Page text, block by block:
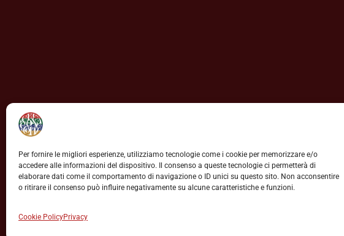
Per fornire le migliori esperienze, utilizziamo tecnologie come i cookie per memorizzare e/o
accedere alle informazioni del dispositivo. Il consenso a queste tecnologie ci permetterà di
elaborare dati come il comportamento di navigazione o ID unici su questo sito. Non acconsentire
o ritirare il consenso può influire negativamente su alcune caratteristiche e funzioni.
Cookie PolicyPrivacy